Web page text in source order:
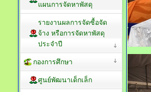
แผนการจัดหาพัสดุ
รายงานผลการจัดซื้อจัด
จ้าง หรือการจัดหาพัสดุ
ประจำปี
กองการศึกษา
ศูนย์พัฒนาเด็กเล็ก